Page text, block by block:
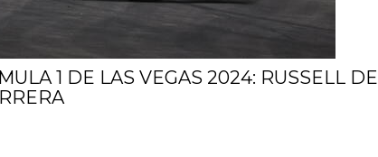
1 DE LAS VEGAS 2024: RUSSELL DE